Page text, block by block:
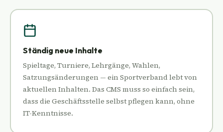
Ständig neue Inhalte
Spieltage, Turniere, Lehrgänge, Wahlen,
Satzungsänderungen — ein Sportverband lebt von
aktuellen Inhalten. Das CMS muss so einfach sein,
dass die Geschäftsstelle selbst pflegen kann, ohne
IT-Kenntnisse.